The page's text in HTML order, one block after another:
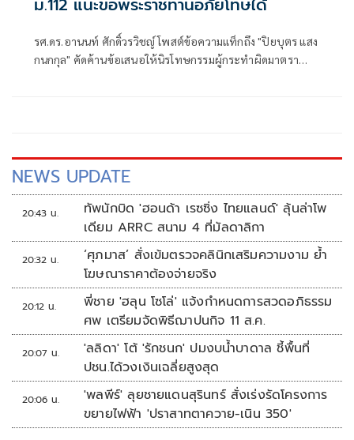
รศ.ดร.อานนท์ ศักดิ์วรวิชญ์ โพสต์ข้อความแท็กถึง "ปิยบุตร แสง
กนกกุล" คัดค้านข้อเสนอให้นิรโทษกรรมผู้กระทำผิดมาตรา
NEWS UPDATE
20:43 น.
ทัพนักบิด 'ฮอนด้า เรซซิ่ง ไทยแลนด์' ลุ้นล่าโพ
เดียม ARRC สนาม 4 ที่มัลดาลิกา
20:32 น.
‘ศุภมาส’ สั่งเข้มตรวจคลินิกเสริมความงาม ย้ำ
โฆษณาราคาต้องจ่ายจริง
20:12 น.
พี่ชาย 'ฮลุน โซโล่' แจ้งกำหนดการสวดอภิธรรม
ศพ เตรียมจัดพิธีฌาปนกิจ 11 ส.ค.
20:07 น.
'ลลิดา' โต้ 'รักชนก' ปมงบน้ำบาดาล ชี้พื้นที่
ปชน.ได้วงเงินเฉลี่ยสูงสุด
20:06 น.
'พลพีร์' ลุยชายแดนสุรินทร์ สั่งเร่งรัดโครงการ
ขยายไฟฟ้า 'ปราสาทตาควาย-เนิน 350'